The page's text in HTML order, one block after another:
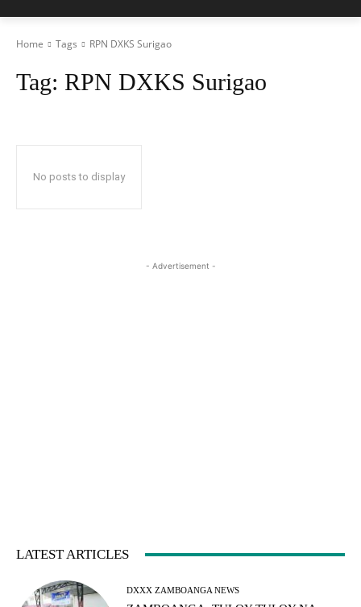
Home Tags RPN DXKS Surigao
Tag: RPN DXKS Surigao
No posts to display
- Advertisement -
LATEST ARTICLES
DXXX ZAMBOANGA NEWS